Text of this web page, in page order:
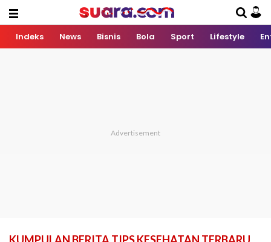
Indeks News Bisnis Bola Sport Lifestyle